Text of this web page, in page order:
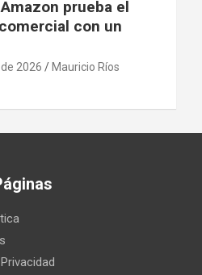
prueba el
con un
2026 Mauricio Ríos